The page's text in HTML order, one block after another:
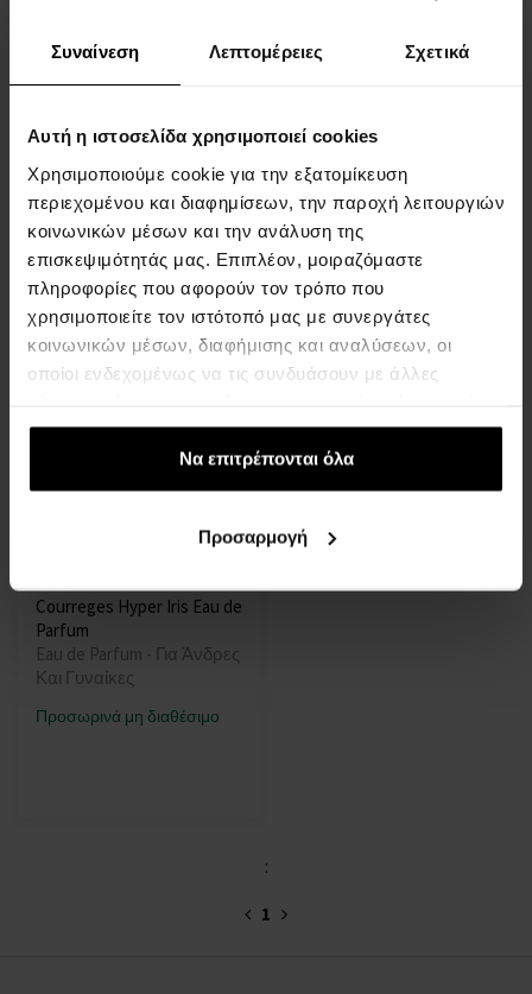
Συναίνεση Λεπτομέρειες Σχετικά
Αυτή η ιστοσελίδα χρησιμοποιεί cookies
Χρησιμοποιούμε cookie για την εξατομίκευση
περιεχομένου και διαφημίσεων, την παροχή λειτουργιών
κοινωνικών μέσων και την ανάλυση της
επισκεψιμότητάς μας. Επιπλέον, μοιραζόμαστε
πληροφορίες που αφορούν τον τρόπο που
χρησιμοποιείτε τον ιστότοπό μας με συνεργάτες
κοινωνικών μέσων, διαφήμισης και αναλύσεων, οι
οποίοι ενδεχομένως να τις συνδυάσουν με άλλες
έχουν συλλέξει σε σχέση με την από μέρους σας χρήση
των υπηρεσιών τους.Να επιτρέπονται όλα
Προσαρμογή
Courreges L'eau de Liesse
Eau de Parfum - Tester
Eau de Parfum - Γυναίκες
Προσωρινά μη διαθέσιμο
Courreges Hyper Oud Eau
de Parfum
Eau de Parfum - Για Άνδρες
Και Γυναίκες
Προσωρινά μη διαθέσιμο
Courreges Hyper Iris Eau de
Parfum
Eau de Parfum - Για Άνδρες
Και Γυναίκες
Προσωρινά μη διαθέσιμο
:
1